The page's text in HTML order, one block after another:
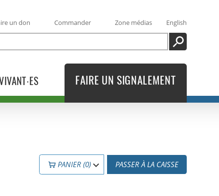
un don Commander Zone médias English
RECHERCHE
FAIRE UN SIGNALEMENT
PANIER (0) PASSER À LA CAISSE